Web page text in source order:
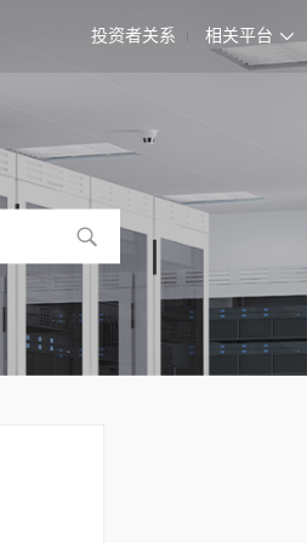
相关平台
投资者关系